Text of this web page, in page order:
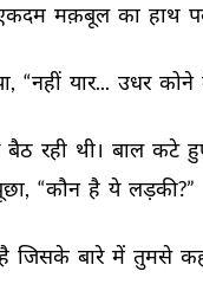
मक़बूल का हाथ
“नहीं यार... उधर कोने
बैठ रही थी। बाल कटे
“कौन है ये लड़की?”
जिसके बारे में तुमसे